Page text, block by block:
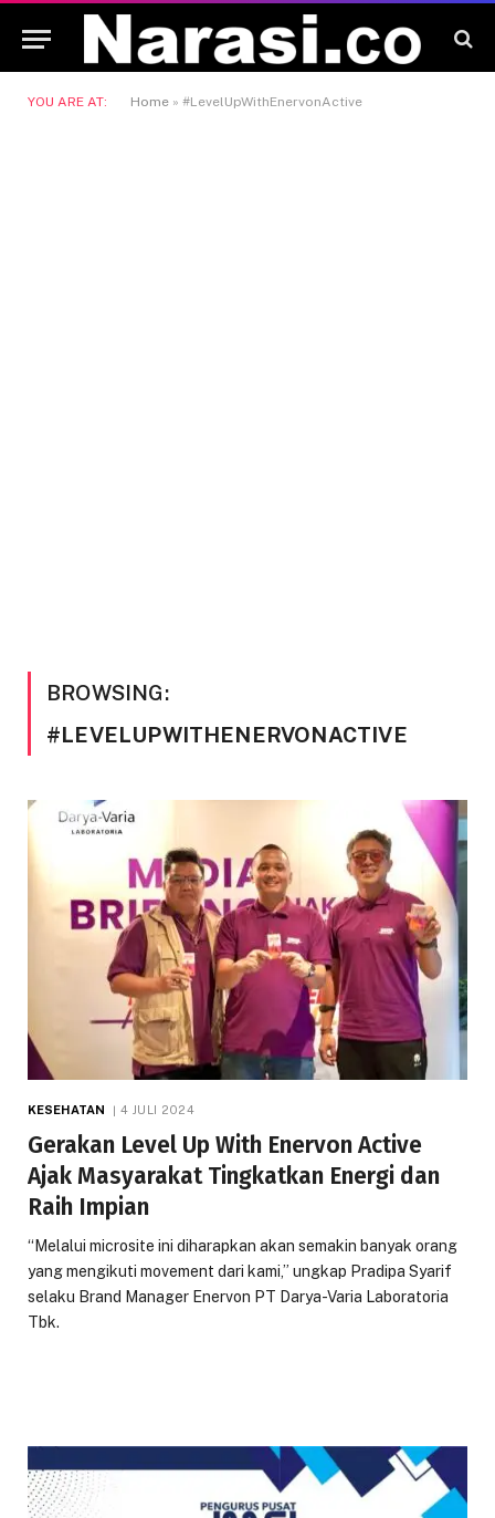
YOU ARE AT: Home » #LevelUpWithEnervonActive
BROWSING:
#LEVELUPWITHENERVONACTIVE
KESEHATAN 4 JULI 2024
Gerakan Level Up With Enervon Active
Ajak Masyarakat Tingkatkan Energi dan
Raih Impian
“Melalui microsite ini diharapkan akan semakin banyak orang
yang mengikuti movement dari kami,” ungkap Pradipa Syarif
selaku Brand Manager Enervon PT Darya-Varia Laboratoria
Tbk.